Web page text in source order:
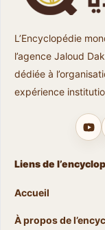
L’Encyclopédie
l’agence Jaloud
dédiée à
expérience
Liens de
Accueil
À propos de